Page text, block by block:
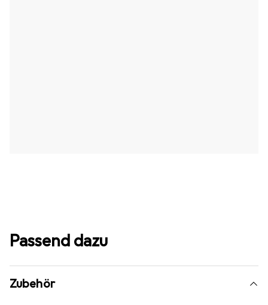
Passend dazu
Zubehör